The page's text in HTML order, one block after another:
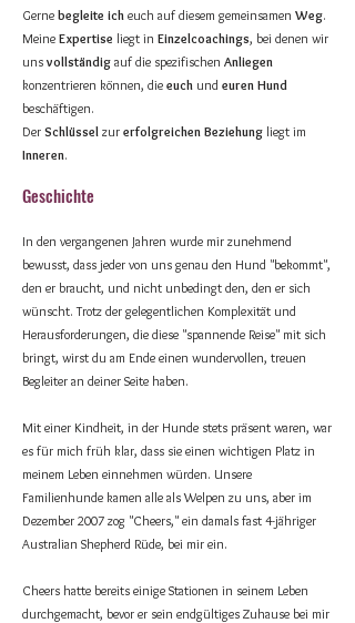
Gerne begleite ich euch auf diesem gemeinsamen Weg.
Meine Expertise liegt in Einzelcoachings, bei denen wir
uns vollständig auf die spezifischen Anliegen
konzentrieren können, die euch und euren Hund
beschäftigen.
Der Schlüssel zur erfolgreichen Beziehung liegt im
Inneren.
Geschichte
In den vergangenen Jahren wurde mir zunehmend
bewusst, dass jeder von uns genau den Hund "bekommt",
den er braucht, und nicht unbedingt den, den er sich
wünscht. Trotz der gelegentlichen Komplexität und
Herausforderungen, die diese "spannende Reise" mit sich
bringt, wirst du am Ende einen wundervollen, treuen
Begleiter an deiner Seite haben.
Mit einer Kindheit, in der Hunde stets präsent waren, war
es für mich früh klar, dass sie einen wichtigen Platz in
meinem Leben einnehmen würden. Unsere
Familienhunde kamen alle als Welpen zu uns, aber im
Dezember 2007 zog "Cheers," ein damals fast 4-jähriger
Australian Shepherd Rüde, bei mir ein.
Cheers hatte bereits einige Stationen in seinem Leben
durchgemacht, bevor er sein endgültiges Zuhause bei mir